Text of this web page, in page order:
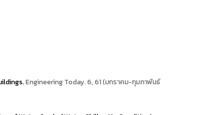
Engineering Today. 6, 61 (มกราคม-กุมภาพันธ์